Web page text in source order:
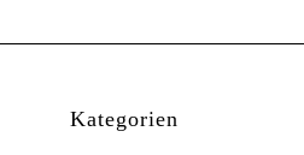
Kategorien